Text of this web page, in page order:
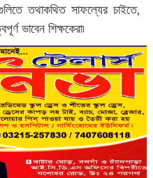
তথাকথিত সাফল্যের চাইতে,
ভাবেন শিক্ষকেরা৷